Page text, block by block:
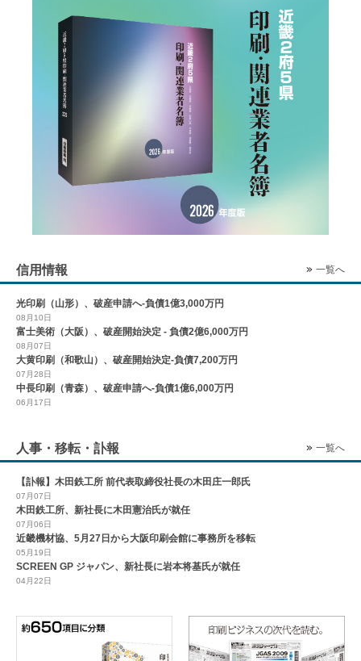
信用情報 一覧へ
光印刷（山形）、破産申請へ-負債1億3,000万円
08月10日
富士美術（大阪）、破産開始決定 - 負債2億6,000万円
08月07日
大黄印刷（和歌山）、破産開始決定-負債7,200万円
07月28日
中長印刷（青森）、破産申請へ-負債1億6,000万円
06月17日
人事・移転・訃報 一覧へ
【訃報】木田鉄工所 前代表取締役社長の木田庄一郎氏
07月07日
木田鉄工所、新社長に木田憲治氏が就任
07月06日
近畿機材協、5月27日から大阪印刷会館に事務所を移転
05月19日
SCREEN GP ジャパン、新社長に岩本将基氏が就任
04月22日